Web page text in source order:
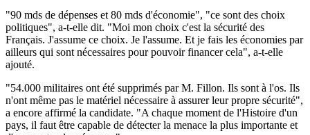
"90 mds de dépenses et 80 mds d'économie", "ce sont des choix
politiques", a-t-elle dit. "Moi mon choix c'est la sécurité des
Français. J'assume ce choix. Je l'assume. Et je fais les économies par
ailleurs qui sont nécessaires pour pouvoir financer cela", a-t-elle
ajouté.
"54.000 militaires ont été supprimés par M. Fillon. Ils sont à l'os. Ils
n'ont même pas le matériel nécessaire à assurer leur propre sécurité",
a encore affirmé la candidate. "A chaque moment de l'Histoire d'un
pays, il faut être capable de détecter la menace la plus importante et